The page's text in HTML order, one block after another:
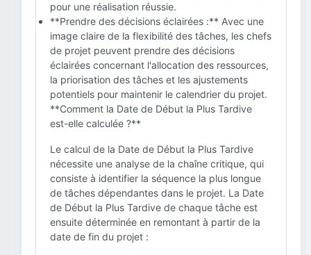
pour une réalisation réussie.
**Prendre des décisions éclairées :** Avec une
image claire de la flexibilité des tâches, les chefs
de projet peuvent prendre des décisions
éclairées concernant l'allocation des ressources,
la priorisation des tâches et les ajustements
potentiels pour maintenir le calendrier du projet.
**Comment la Date de Début la Plus Tardive
est-elle calculée ?**
Le calcul de la Date de Début la Plus Tardive
nécessite une analyse de la chaîne critique, qui
consiste à identifier la séquence la plus longue
de tâches dépendantes dans le projet. La Date
de Début la Plus Tardive de chaque tâche est
ensuite déterminée en remontant à partir de la
date de fin du projet :